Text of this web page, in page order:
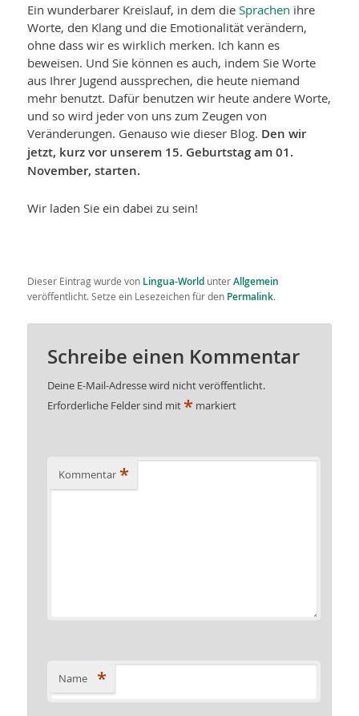
Ein wunderbarer Kreislauf, in dem dieSprachen ihre
Worte, den Klang und die Emotionalität verändern,
ohne dass wir es wirklich merken. Ich kann es
beweisen. Und Sie können es auch, indem Sie Worte
aus Ihrer Jugend aussprechen, die heute niemand
mehr benutzt. Dafür benutzen wir heute andere Worte,
und so wird jeder von uns zum Zeugen von
Veränderungen. Genauso wie dieser Blog. Den wir
jetzt, kurz vor unserem 15. Geburtstag am 01.
November, starten.
Wir laden Sie ein dabei zu sein!
Dieser Eintrag wurde von Lingua-World unterAllgemein
veröffentlicht. Setze ein Lesezeichen für den Permalink.
Schreibe einen Kommentar
Deine E-Mail-Adresse wird nicht veröffentlicht.
Erforderliche Felder sind mit * markiert
Kommentar *
Name *